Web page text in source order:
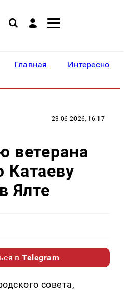
Главная Интересное
23.06.2026, 16:17
ветерана
Ялте
вTelegram
совета,